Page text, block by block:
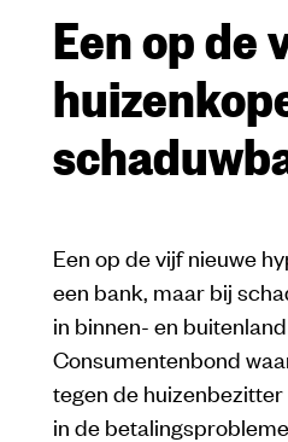
Een op de
Een op de vijf nieuwe
een bank, maar bij
in binnen- en
Consumentenbond
tegen de
in de